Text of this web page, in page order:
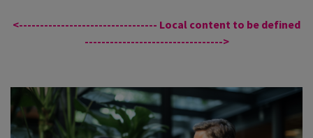
<--------------------------------- Local content to be defined
--------------------------------->